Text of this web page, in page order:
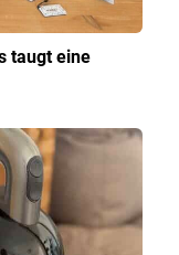
taugt eine